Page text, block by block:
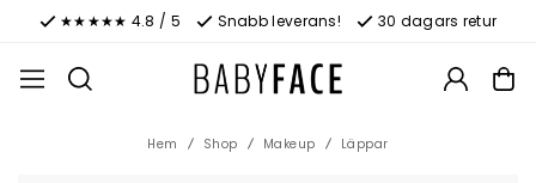
★★★★★ 4.8 / 5 Snabb leverans! 30 dagars retur
Hem Shop Makeup Läppar